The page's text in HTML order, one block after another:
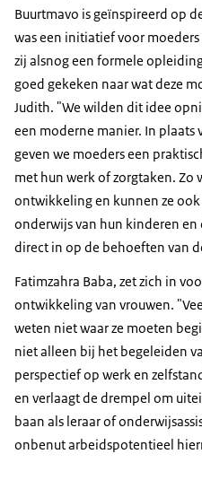
Buurtmavo is geïnspireerd op
was een initiatief voor
zij alsnog een formele
goed gekeken naar wat deze
Judith. "We wilden dit idee
een moderne manier. In
geven we moeders een
met hun werk of zorgtaken. Zo
ontwikkeling en kunnen ze
onderwijs van hun kinderen en
direct in op de behoeften van
Fatimzahra Baba, zet zich in
ontwikkeling van vrouwen.
weten niet waar ze moeten
niet alleen bij het begeleiden
perspectief op werk en
en verlaagt de drempel om
baan als leraar of
onbenut arbeidspotentieel